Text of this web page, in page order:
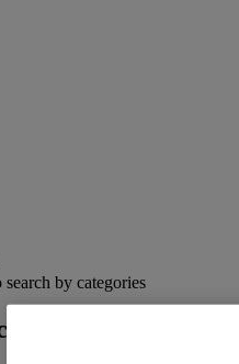
by categories
Sie unsere